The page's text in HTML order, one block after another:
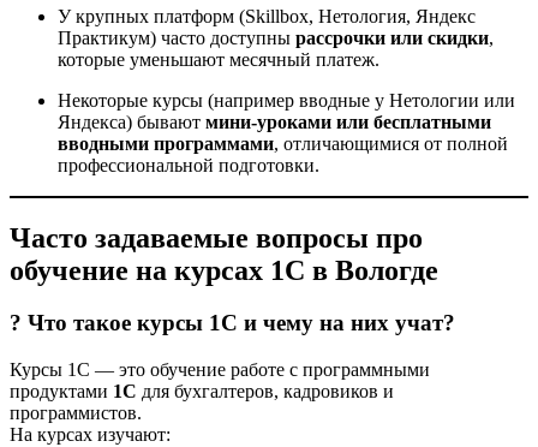
У крупных платформ (Skillbox, Нетология, Яндекс
Практикум) часто доступны рассрочки или скидки,
которые уменьшают месячный платеж.
Некоторые курсы (например вводные у Нетологии или
Яндекса) бывают мини-уроками или бесплатными
вводными программами, отличающимися от полной
профессиональной подготовки.
Часто задаваемые вопросы про
обучение на курсах 1С в Вологде
? Что такое курсы 1С и чему на них учат?
Курсы 1С — это обучение работе с программными
продуктами 1С для бухгалтеров, кадровиков и
программистов.
На курсах изучают: